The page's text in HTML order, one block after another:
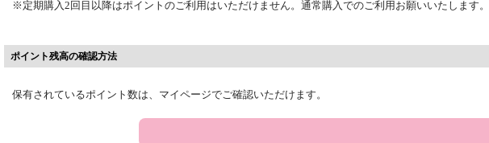
※定期購入2回目以降はポイントのご利用はいただけません。通常購入でのご利用お願いいたします。
ポイント残高の確認方法
保有されているポイント数は、マイページでご確認いただけます。